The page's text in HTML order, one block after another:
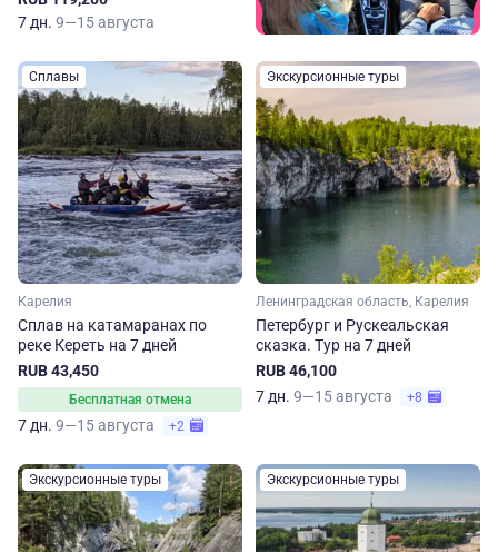
7 дн. 9—15 августа
Сплавы
Карелия
Сплав на катамаранах по
реке Кереть на 7 дней
RUB 43,450
Бесплатная отмена
7 дн. 9—15 августа +2
Экскурсионные туры
Ленинградская область, Карелия
Петербург и Рускеальская
сказка. Тур на 7 дней
RUB 46,100
7 дн. 9—15 августа +8
Экскурсионные туры Экскурсионные туры